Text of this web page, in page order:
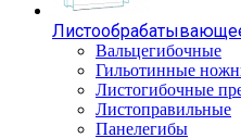
Вальцегибочные
Гильотинные
Листогибочные
Листоправильные
Панелегибы